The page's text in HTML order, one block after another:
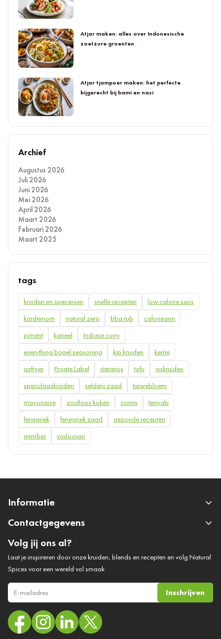
Atjar maken: alles over Indonesische
zoetzure groenten
Atjar tjampoer maken: het perfecte
bijgerecht bij bami en nasi
Archief
Augustus 2026
Juli 2026
Juni 2026
Mei 2026
April 2026
Maart 2026
Februari 2026
Maart 2025
tags
kruiden en specerijen snelle recepten
low calorie saus
kardemom
natural zero bbq rub
caloriearm
piment
kaneel
Indiase curry
everything bagel seasoning
kip kruiden
kerrie
airfryer
Private Label steranijs tofu
viskruiden
speculaaskruiden
selderij zaad
tarwebloem
mayonaise
zoutloos koken cumin
teriyaki
fenegriek
fenegriek zaad
gezonde recepten
gember
vadouvan
Informatie
Contactgegevens
Volg jij ons al?
Laat je inspireren door onze kruiden, blends en recepten en volg Natural
Spices voor een wereld vol smaak
Inschrijven